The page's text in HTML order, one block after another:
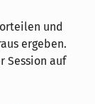
und
ergeben.
Session auf